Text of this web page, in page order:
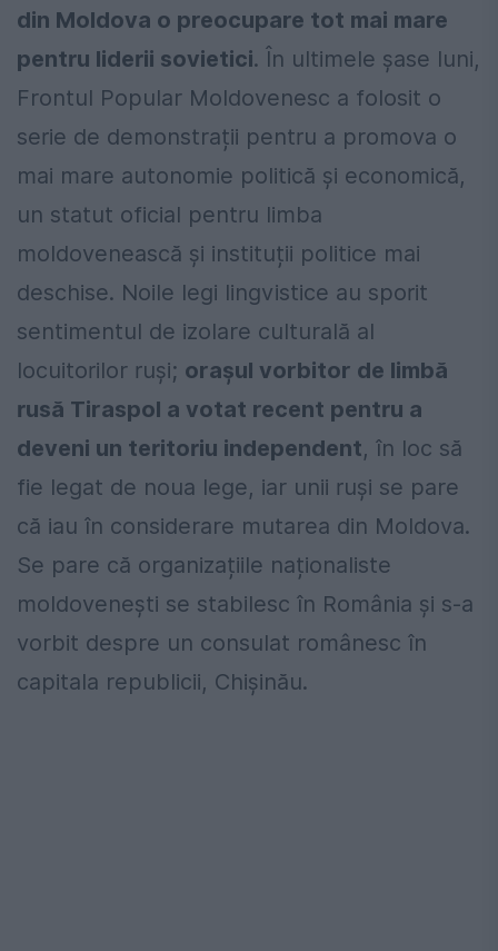
din Moldova o preocupare tot mai mare
pentru liderii sovietici. În ultimele șase luni,
Frontul Popular Moldovenesc a folosit o
serie de demonstrații pentru a promova o
mai mare autonomie politică și economică,
un statut oficial pentru limba
moldovenească și instituții politice mai
deschise. Noile legi lingvistice au sporit
sentimentul de izolare culturală al
locuitorilor ruși; orașul vorbitor de limbă
rusă Tiraspol a votat recent pentru a
deveni un teritoriu independent, în loc să
fie legat de noua lege, iar unii ruși se pare
că iau în considerare mutarea din Moldova.
Se pare că organizațiile naționaliste
moldovenești se stabilesc în România și s-a
vorbit despre un consulat românesc în
capitala republicii, Chișinău.